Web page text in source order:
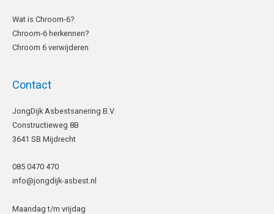
Wat is Chroom-6?
Chroom-6 herkennen?
Chroom 6 verwijderen
Contact
JongDijk Asbestsanering B.V.
Constructieweg 8B
3641 SB Mijdrecht
085 0470 470
info@jongdijk-asbest.nl
Maandag t/m vrijdag
LinkedIn